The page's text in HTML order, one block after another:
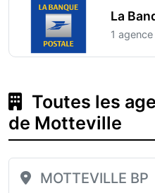
La
1 agence
Toutes les
de Motteville
MOTTEVILLE BP